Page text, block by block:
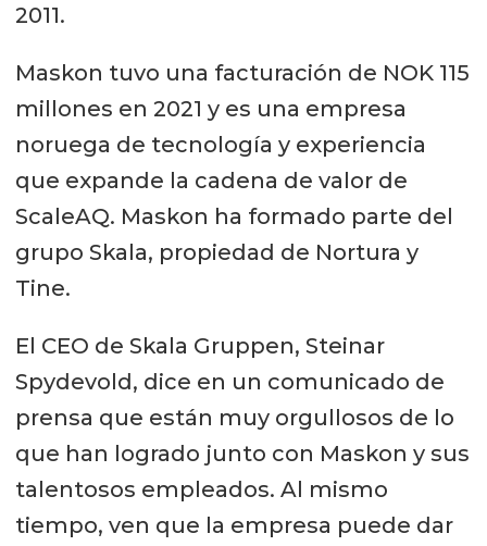
2011.
Maskon tuvo una facturación de NOK 115
millones en 2021 y es una empresa
noruega de tecnología y experiencia
que expande la cadena de valor de
ScaleAQ. Maskon ha formado parte del
grupo Skala, propiedad de Nortura y
Tine.
El CEO de Skala Gruppen, Steinar
Spydevold, dice en un comunicado de
prensa que están muy orgullosos de lo
que han logrado junto con Maskon y sus
talentosos empleados. Al mismo
tiempo, ven que la empresa puede dar